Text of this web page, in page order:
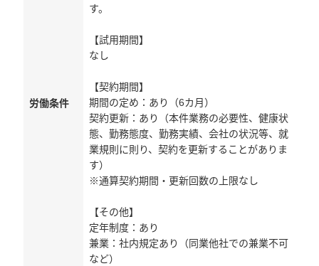
労働条件
す。
【試用期間】
なし
【契約期間】
期間の定め：あり（6カ月）
契約更新：あり（本件業務の必要性、健康状
態、勤務態度、勤務実績、会社の状況等、就
業規則に則り、契約を更新することがありま
す）
※通算契約期間・更新回数の上限なし
【その他】
定年制度：あり
兼業：社内規定あり（同業他社での兼業不可
など）